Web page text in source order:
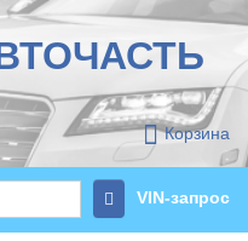
Корзина
VIN-запрос